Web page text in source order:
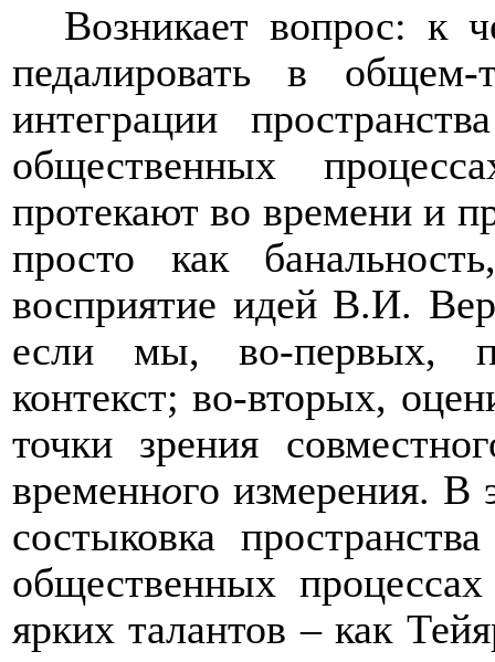
Возникает вопрос: к
педалировать в
интеграции
общественных
протекают во времени и
просто как
восприятие идей В.И.
если мы, во-первых,
контекст; во-вторых,
точки зрения
временного измерения. В
состыковка
общественных
ярких талантов – как